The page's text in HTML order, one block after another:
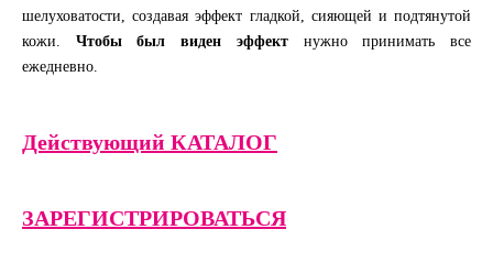
шелуховатости, создавая эффект гладкой, сияющей и подтянутой
кожи. Чтобы был виден эффектнужно принимать все
ежедневно.
Действующий КАТАЛОГ
ЗАРЕГИСТРИРОВАТЬСЯ